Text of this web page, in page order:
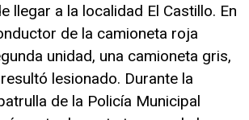
llegar a la localidad El Castillo. En
de la camioneta roja
unidad, una camioneta gris,
lesionado. Durante la
de la Policía Municipal